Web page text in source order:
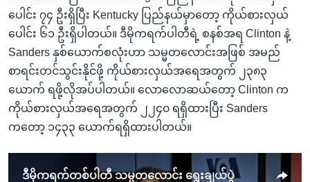
ပေါင်း ၇၄ ဦးရှိပြီး Kentucky ပြည်နယ်မှာတော့ ကိုယ်စားလှယ်
ပေါင်း ၆၁ ဦးရှိပါတယ်။ ဒီမိုကရက်ပါတီရဲ့ စနစ်အရ Clinton နဲ့
Sanders နှစ်ယောက်စလုံးဟာ သမ္မတလောင်းအဖြစ် အမည်
စာရင်းတင်သွင်းနိုင်ဖို့ ကိုယ်စားလှယ်အရေအတွက် ၂၃၈၃
ယောက် ရဖို့လိုအပ်ပါတယ်။ လောလောဆယ်တော့ Clinton က
ကိုယ်စားလှယ်အရေအတွက် ၂၂၄၀ ရရှိထားပြီး Sanders
ကတော့ ၁၄၃၃ ယောက်ရရှိထားပါတယ်။
ဒီမိုကရက်တစ်ပါတီ သမ္မတလောင်း ရွေးချယ်ပွဲ